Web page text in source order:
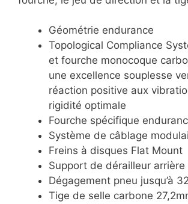
Géométrie endurance
Topological Compliance
et fourche monocoque
une excellence souplesse
réaction positive aux
rigidité optimale
Fourche spécifique
Système de câblage
Freins à disques Flat Mount
Support de dérailleur arrière
Dégagement pneu jusqu’à
Tige de selle carbone